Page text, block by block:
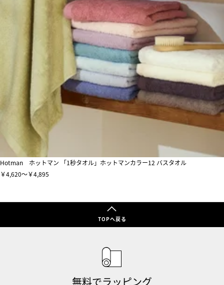
Hotman ホットマン 「1秒タオル」ホットマンカラー12 バスタオル
￥4,620～￥4,895
TOPへ戻る
無料でラッピング